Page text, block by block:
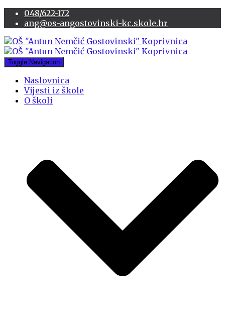
048/622-172
ang@os-angostovinski-kc.skole.hr
Toggle Navigation
Naslovnica
Vijesti iz škole
O školi